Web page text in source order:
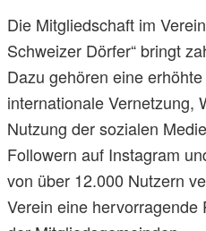
Die Mitgliedschaft im
Schweizer Dörfer“ bringt
Dazu gehören eine
internationale Vernetzung,
Nutzung der sozialen
Followern auf Instagram
von über 12.000 Nutzern
Verein eine hervorragende